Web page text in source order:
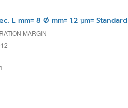
L mm= 8 Ø mm= 1.2 µm= Standard
MARGIN